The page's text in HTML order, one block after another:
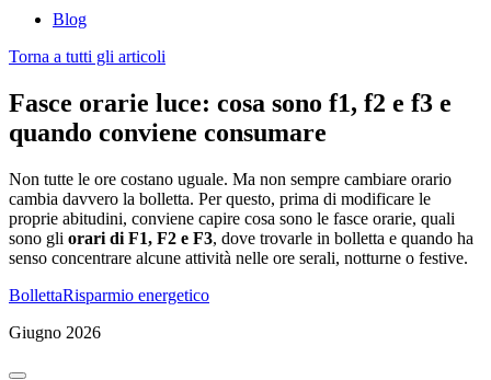
Blog
Torna a tutti gli articoli
Fasce orarie luce: cosa sono f1, f2 e f3 e
quando conviene consumare
Non tutte le ore costano uguale. Ma non sempre cambiare orario
cambia davvero la bolletta. Per questo, prima di modificare le
proprie abitudini, conviene capire cosa sono le fasce orarie, quali
sono gli orari di F1, F2 e F3, dove trovarle in bolletta e quando ha
senso concentrare alcune attività nelle ore serali, notturne o festive.
BollettaRisparmio energetico
Giugno 2026